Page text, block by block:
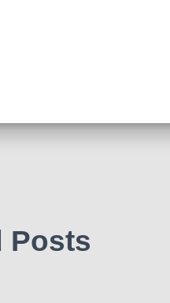
Posts